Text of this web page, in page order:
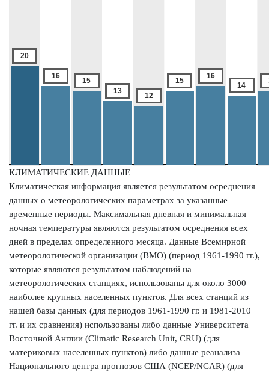
20
16
15
13
12
15
16
14
КЛИМАТИЧЕСКИЕ ДАННЫЕ
Климатическая информация является результатом осреднения
данных о метеорологических параметрах за указанные
временные периоды. Максимальная дневная и минимальная
ночная температуры являются результатом осреднения всех
дней в пределах определенного месяца. Данные Всемирной
метеорологической организации (ВМО) (период 1961-1990 гг.),
которые являются результатом наблюдений на
метеорологических станциях, использованы для около 3000
наиболее крупных населенных пунктов. Для всех станций из
нашей базы данных (для периодов 1961-1990 гг. и 1981-2010
гг. и их сравнения) использованы либо данные Университета
Восточной Англии (Climatic Research Unit, CRU) (для
материковых населенных пунктов) либо данные реанализа
Национального центра прогнозов США (NCEP/NCAR) (для